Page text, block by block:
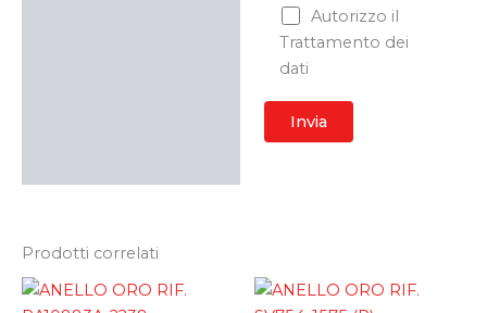
Autorizzo il
Trattamento dei
dati
Prodotti correlati